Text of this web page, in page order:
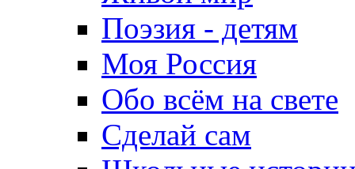
Поэзия - детям
Моя Россия
Обо всём на свете
Сделай сам